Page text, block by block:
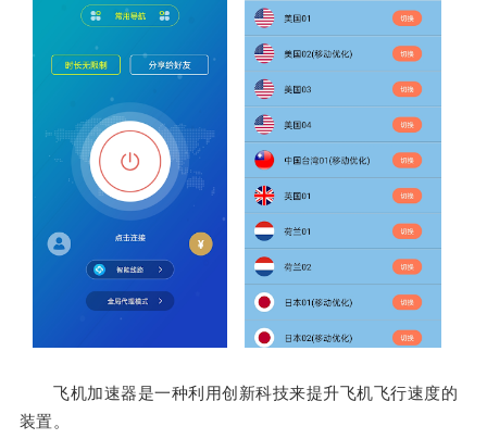
飞机加速器是一种利用创新科技来提升飞机飞行速度的
装置。